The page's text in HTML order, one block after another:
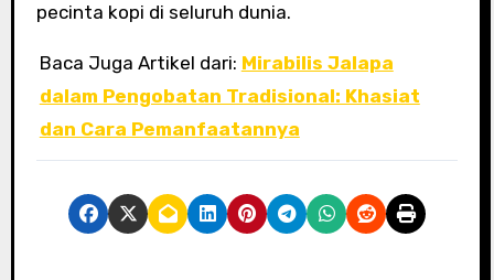
pecinta kopi di seluruh dunia.
Baca Juga Artikel dari: Mirabilis Jalapa
dalam Pengobatan Tradisional: Khasiat
dan Cara Pemanfaatannya